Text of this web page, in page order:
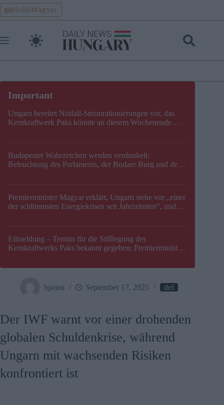
Skip
to
content
HelloMagyar
Ungarn bereitet Notfall-Stromrationierungen vor, das
Kernkraftwerk Paks könnte an diesem Wochenende
Budapester Wahrzeichen werden verdunkelt:
Beleuchtung des Parlaments, der Budaer Burg und der
Premierminister Magyar erklärt, Ungarn stehe vor „einer
der schlimmsten Energiekrisen seit Jahrzehnten“, und
Eilmeldung – Termin für die Stilllegung des
Kernkraftwerks Paks bekannt gegeben; Premierminister
bjanos September 17, 2025 def
Der IWF warnt vor einer drohenden
globalen Schuldenkrise, während
Ungarn mit wachsenden Risiken
konfrontiert ist